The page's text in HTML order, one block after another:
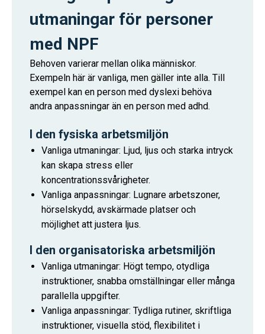
utmaningar för personer
med NPF
Behoven varierar mellan olika människor.
Exempeln här är vanliga, men gäller inte alla. Till
exempel kan en person med dyslexi behöva
andra anpassningar än en person med adhd.
I den fysiska arbetsmiljön
Vanliga utmaningar: Ljud, ljus och starka intryck
kan skapa stress eller
koncentrationssvårigheter.
Vanliga anpassningar: Lugnare arbetszoner,
hörselskydd, avskärmade platser och
möjlighet att justera ljus.
I den organisatoriska arbetsmiljön
Vanliga utmaningar: Högt tempo, otydliga
instruktioner, snabba omställningar eller många
parallella uppgifter.
Vanliga anpassningar: Tydliga rutiner, skriftliga
instruktioner, visuella stöd, flexibilitet i